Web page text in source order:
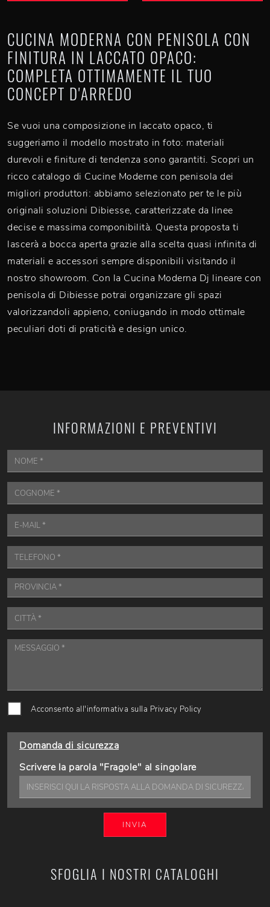
CUCINA MODERNA CON PENISOLA CON
FINITURA IN LACCATO OPACO:
COMPLETA OTTIMAMENTE IL TUO
CONCEPT D'ARREDO
Se vuoi una composizione in laccato opaco, ti
suggeriamo il modello mostrato in foto: materiali
durevoli e finiture di tendenza sono garantiti. Scopri un
ricco catalogo di Cucine Moderne con penisola dei
migliori produttori: abbiamo selezionato per te le più
originali soluzioni Dibiesse, caratterizzate da linee
decise e massima componibilità. Questa proposta ti
lascerà a bocca aperta grazie alla scelta quasi infinita di
materiali e accessori sempre disponibili visitando il
nostro showroom. Con la Cucina Moderna Dj lineare con
penisola di Dibiesse potrai organizzare gli spazi
valorizzandoli appieno, coniugando in modo ottimale
peculiari doti di praticità e design unico.
SFOGLIA I NOSTRI CATALOGHI
INFORMAZIONI E PREVENTIVI
Acconsento all'informativa sulla Privacy Policy
Domanda di sicurezza
Scrivere la parola "Fragole" al singolare
INVIA